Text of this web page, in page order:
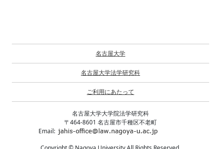
名古屋大学
名古屋大学法学研究科
ご利用にあたって
名古屋大学大学院法学研究科
〒464-8601 名古屋市千種区不老町
Email: